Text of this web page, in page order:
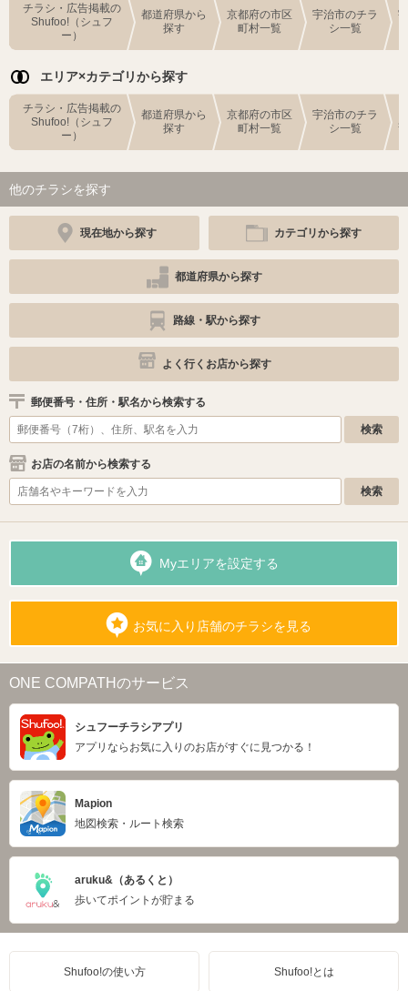
チラシ・広告掲載の
Shufoo!（シュフ
ー）
都道府県から
探す
京都府の市区
町村一覧
宇治市のチラ
シ一覧
エリア×カテゴリから探す
チラシ・広告掲載の
Shufoo!（シュフ
ー）
都道府県から
探す
京都府の市区
町村一覧
宇治市のチラ
シ一覧
他のチラシを探す
現在地から探す カテゴリから探す
都道府県から探す
路線・駅から探す
よく行くお店から探す
郵便番号・住所・駅名から検索する
お店の名前から検索する
Myエリアを設定する
お気に入り店舗のチラシを見る
ONE COMPATHのサービス
シュフーチラシアプリ
アプリならお気に入りのお店がすぐに見つかる！
Mapion
地図検索・ルート検索
aruku&（あるくと）
歩いてポイントが貯まる
Shufoo!の使い方 Shufoo!とは